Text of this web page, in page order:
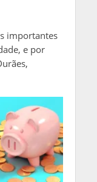
importantes
e por